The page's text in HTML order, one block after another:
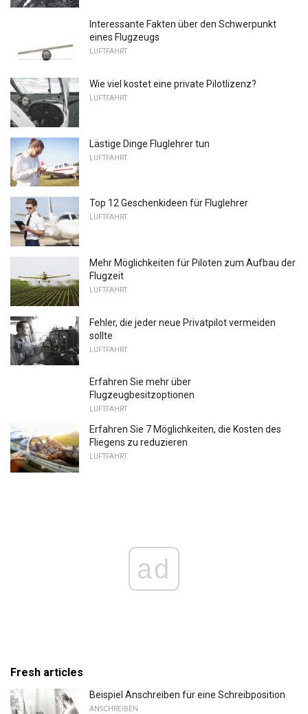
Interessante Fakten über den Schwerpunkt
eines Flugzeugs
LUFTFAHRT
Wie viel kostet eine private Pilotlizenz?
LUFTFAHRT
Lästige Dinge Fluglehrer tun
LUFTFAHRT
Top 12 Geschenkideen für Fluglehrer
LUFTFAHRT
Mehr Möglichkeiten für Piloten zum Aufbau der
Flugzeit
LUFTFAHRT
Fehler, die jeder neue Privatpilot vermeiden
sollte
LUFTFAHRT
Erfahren Sie mehr über
Flugzeugbesitzoptionen
LUFTFAHRT
Erfahren Sie 7 Möglichkeiten, die Kosten des
Fliegens zu reduzieren
LUFTFAHRT
ad
Fresh articles
Beispiel Anschreiben für eine Schreibposition
ANSCHREIBEN